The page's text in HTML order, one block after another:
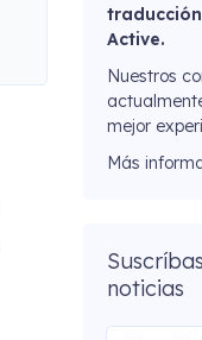
Active.
Nuestros
mejor
Más
noticias